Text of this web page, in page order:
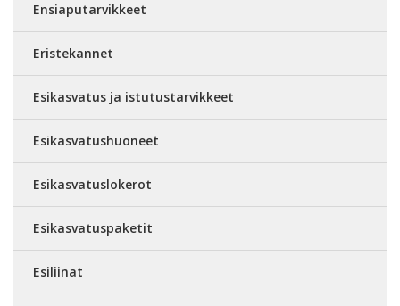
Ensiaputarvikkeet
Eristekannet
Esikasvatus ja istutustarvikkeet
Esikasvatushuoneet
Esikasvatuslokerot
Esikasvatuspaketit
Esiliinat